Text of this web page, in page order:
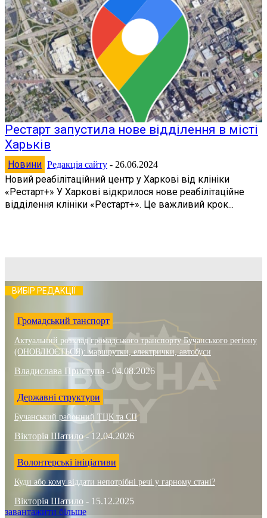
Рестарт запустила нове відділення в місті
Харьків
Новини Редакція сайту - 26.06.2024
Новий реабілітаційний центр у Харкові від клініки
«Рестарт+» У Харкові відкрилося нове реабілітаційне
відділення клініки «Рестарт+». Це важливий крок...
ВИБІР РЕДАКЦІЇ
Громадський танспорт
Актуальний розклад громадського транспорту Бучанського регіону
(ОНОВЛЮЄТЬСЯ): маршрутки, електрички, автобуси
Владислава Приступа - 04.08.2026
Державні структури
Бучанський районний ТЦК та СП
Вікторія Шатило - 12.04.2026
Волонтерські ініціативи
Куди або кому віддати непотрібні речі у гарному стані?
Вікторія Шатило - 15.12.2025
завантажити більше